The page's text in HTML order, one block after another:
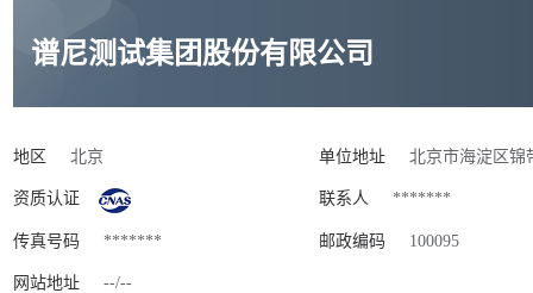
谱尼测试集团股份有限公司
地区 北京 单位地址 北京市海淀区锦
资质认证 联系人 *******
传真号码 ******* 邮政编码 100095
网站地址 --/--